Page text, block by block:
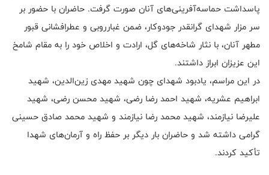
پاسداشت حماسه‌آفرینی‌های آنان صورت گرفت. حاضران با حضور بر
سر مزار شهدای گرانقدر جودوکار، ضمن غبارروبی و عطرافشانی قبور
مطهر آنان، با نثار شاخه‌های گل، ارادت و اخلاص خود را به مقام شامخ
این عزیزان ابراز داشتند.
در این مراسم، یادبود شهدای چون شهید مهدی زین‌الدین، شهید
ابراهیم عشریه، شهید احمد رضا رضی، شهید محسن رضی، شهید
علیرضا نیازمند، شهید محمد رضا نیازمند و شهید محمد صادق حسینی
گرامی داشته شد و حاضران بار دیگر بر حفظ راه و آرمان‌های شهدا
تأکید کردند.